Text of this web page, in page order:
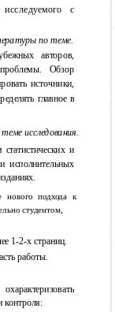
с
по теме.
авторов,
Обзор
источники,
главное в
исследования.
и
исполнительных
нового подхода к
студентом,
1-2-х страниц.
работы.
контроля: